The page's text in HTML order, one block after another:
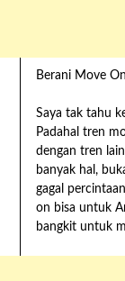
Berani Move
Saya tak tahu
Padahal tren
dengan tren
banyak hal,
gagal
on bisa untuk
bangkit untuk